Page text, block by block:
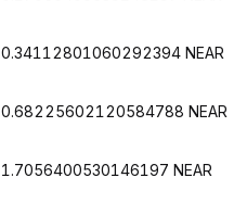
0.34112801060292394 NEAR
0.68225602120584788 NEAR
1.7056400530146197 NEAR